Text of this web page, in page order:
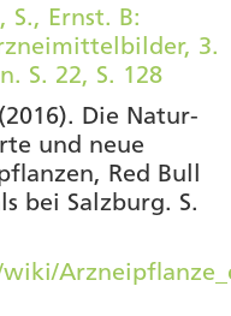
Ernst. B:
3.
S. 22, S. 128
Die Natur-
und neue
Red Bull
bei Salzburg. S.